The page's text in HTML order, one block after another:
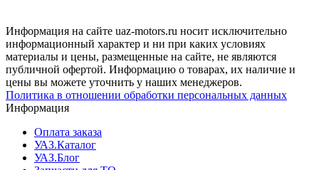
Информация на сайте uaz-motors.ru носит исключительно
информационный характер и ни при каких условиях
материалы и цены, размещенные на сайте, не являются
публичной офертой. Информацию о товарах, их наличие и
цены вы можете уточнить у наших менеджеров.
Политика в отношении обработки персональных данных
Информация
Оплата заказа
УАЗ.Каталог
УАЗ.Блог